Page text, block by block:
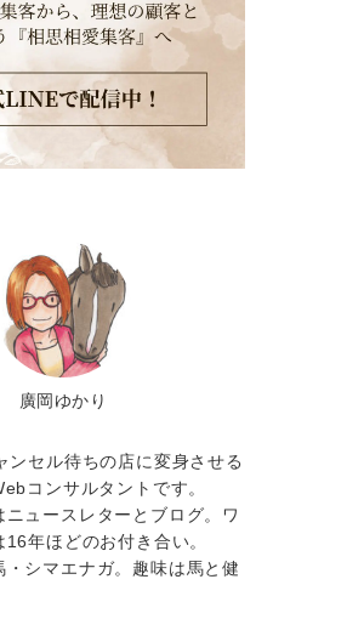
廣岡ゆかり
ンセル待ちの店に変身させる
コンサルタントです。
ュースレターとブログ。ワ
年ほどのお付き合い。
・シマエナガ。趣味は馬と健